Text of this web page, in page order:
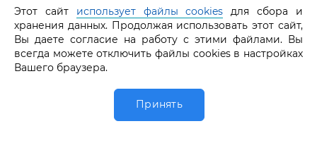
Каталог Избранное
GRAF КОЛЬЦОВ | MEDIA
КАТАЛОГ
GRAF КОЛЬЦОВ | INFO
Этот сайт использует файлы cookies для сбора и
хранения данных. Продолжая использовать этот сайт,
Вы даете согласие на работу с этими файлами. Вы
всегда можете отключить файлы cookies в настройках
Вашего браузера.
Принять